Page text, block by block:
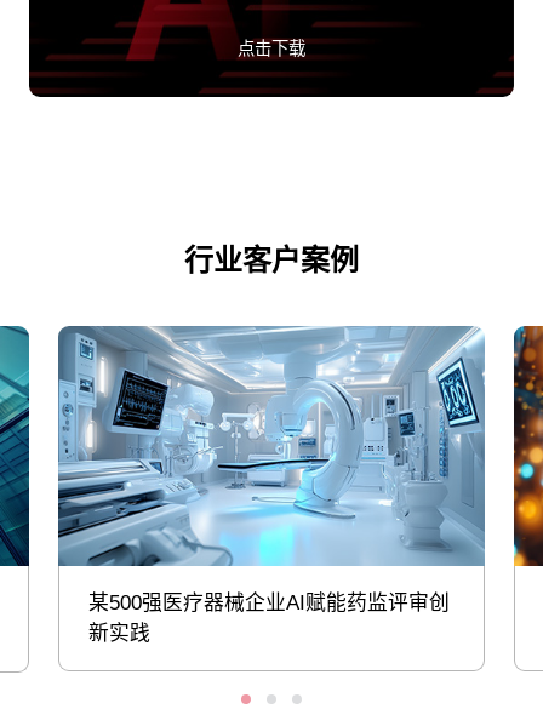
点击下载
行业客户案例
某500强医疗器械企业AI赋能药监评审创
新实践